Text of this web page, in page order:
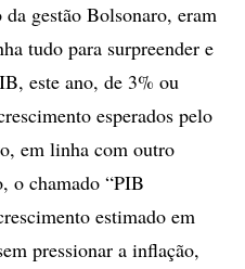
gestão Bolsonaro, eram
tudo para surpreender e
este ano, de 3% ou
esperados pelo
em linha com outro
o chamado “PIB
estimado em
pressionar a inflação,